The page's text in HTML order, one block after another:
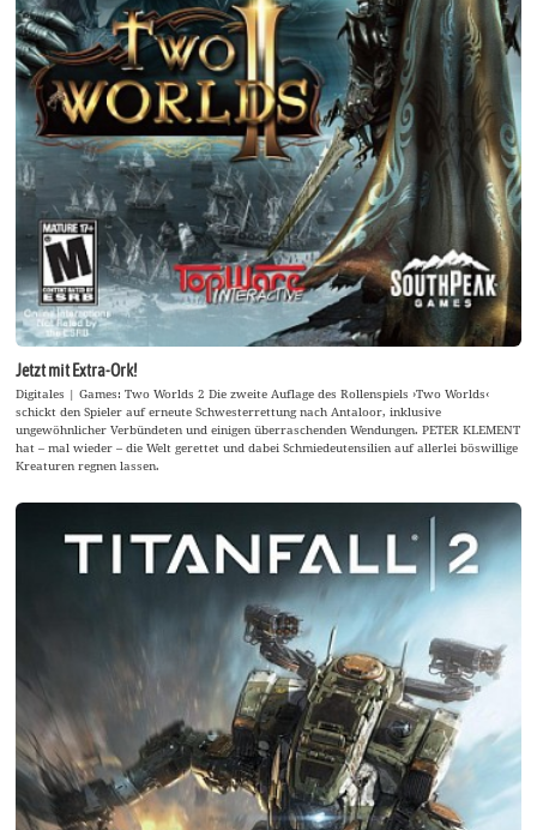
Jetzt mit Extra-Ork!
Digitales | Games: Two Worlds 2 Die zweite Auflage des Rollenspiels ›Two Worlds‹
schickt den Spieler auf erneute Schwesterrettung nach Antaloor, inklusive
ungewöhnlicher Verbündeten und einigen überraschenden Wendungen. PETER KLEMENT
hat – mal wieder – die Welt gerettet und dabei Schmiedeutensilien auf allerlei böswillige
Kreaturen regnen lassen.